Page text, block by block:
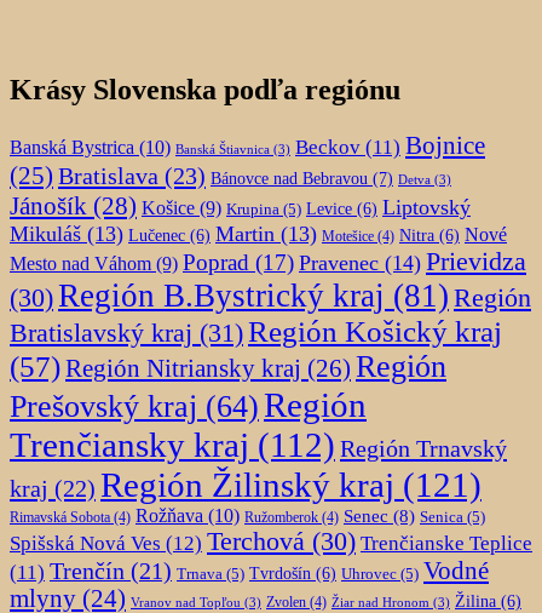
Krásy Slovenska podľa regiónu
Banská Bystrica (10) Banská Štiavnica (3) Beckov (11) Bojnice
(25) Bratislava (23) Bánovce nad Bebravou (7) Detva (3)
Jánošík (28) Košice (9) Krupina (5) Levice (6) Liptovský
Mikuláš (13) Lučenec (6) Martin (13) Motešice (4) Nitra (6) Nové
Mesto nad Váhom (9) Poprad (17) Pravenec (14) Prievidza
(30)Región B.Bystrický kraj (81) Región
Bratislavský kraj (31)Región Košický kraj
(57)Región Nitriansky kraj (26) Región
Prešovský kraj (64)Región
Trenčiansky kraj (112) Región Trnavský
kraj (22) Región Žilinský kraj (121)
Rimavská Sobota (4) Rožňava (10) Ružomberok (4) Senec (8) Senica (5)
Spišská Nová Ves (12) Terchová (30) Trenčianske Teplice
(11) Trenčín (21) Trnava (5) Tvrdošín (6) Uhrovec (5) Vodné
mlyny (24) Vranov nad Topľou (3) Zvolen (4) Žiar nad Hronom (3) Žilina (6)